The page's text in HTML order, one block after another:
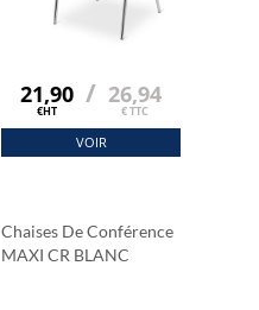
21,90
€HT
/ 26,94
€ TTC
VOIR
Chaises De Conférence
MAXI CR BLANC